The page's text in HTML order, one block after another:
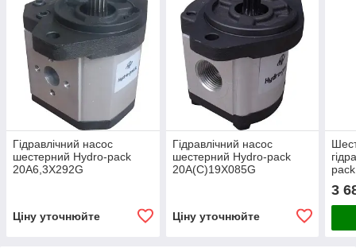
Гідравлічний насос
шестерний Hydro-pack
20A6,3X292G
Ціну уточнюйте
Гідравлічний насос
шестерний Hydro-pack
20А(С)19X085G
Ціну уточнюйте
3